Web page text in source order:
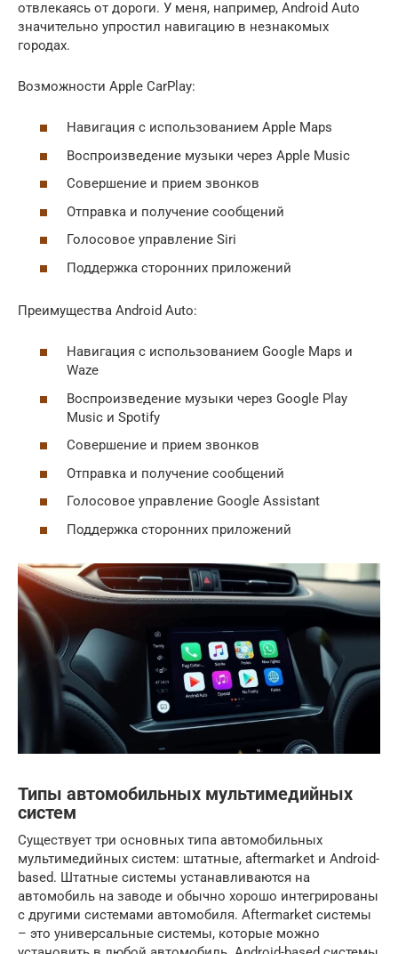
отвлекаясь от дороги. У меня, например, Android Auto
значительно упростил навигацию в незнакомых
городах.
Возможности Apple CarPlay:
Навигация с использованием Apple Maps
Воспроизведение музыки через Apple Music
Совершение и прием звонков
Отправка и получение сообщений
Голосовое управление Siri
Поддержка сторонних приложений
Преимущества Android Auto:
Навигация с использованием Google Maps и
Waze
Воспроизведение музыки через Google Play
Music и Spotify
Совершение и прием звонков
Отправка и получение сообщений
Голосовое управление Google Assistant
Поддержка сторонних приложений
Типы автомобильных мультимедийных
систем
Существует три основных типа автомобильных
мультимедийных систем: штатные, aftermarket и Android-
based. Штатные системы устанавливаются на
автомобиль на заводе и обычно хорошо интегрированы
с другими системами автомобиля. Aftermarket системы
– это универсальные системы, которые можно